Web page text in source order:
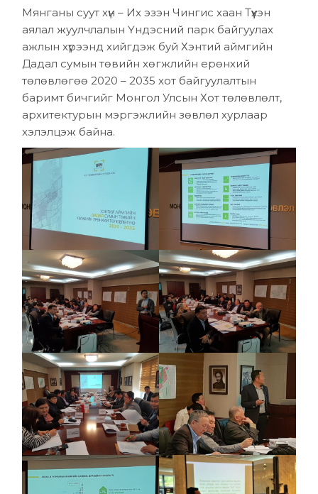
Мянганы суут хүн – Их эзэн Чингис хаан Түүхэн
аялал жуулчлалын Үндэсний парк байгуулах
ажлын хүрээнд хийгдэж буй Хэнтий аймгийн
Дадал сумын тѳвийн хѳгжлийн ерѳнхий
тѳлѳвлѳгѳѳ 2020 – 2035 хот байгуулалтын
баримт бичгийг Монгол Улсын Хот тѳлѳвлѳлт,
архитектурын мэргэжлийн зѳвлѳл хурлаар
хэлэлцэж байна.